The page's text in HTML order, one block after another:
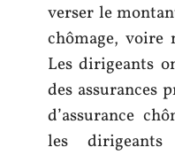
verser le
chômage,
Les dirigeants
des assurances
d’assurance
les